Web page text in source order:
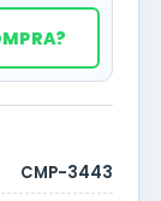
CMP-3443